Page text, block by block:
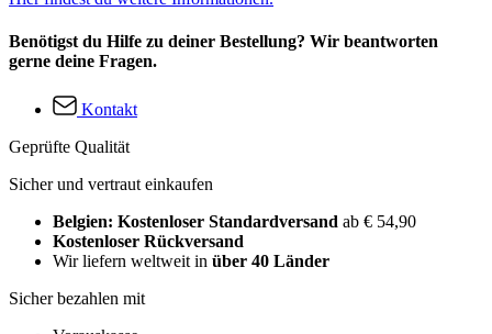
Benötigst du Hilfe zu deiner Bestellung? Wir beantworten
gerne deine Fragen.
Kontakt
Geprüfte Qualität
Sicher und vertraut einkaufen
Belgien: Kostenloser Standardversand ab € 54,90
Kostenloser Rückversand
Wir liefern weltweit in über 40 Länder
Sicher bezahlen mit